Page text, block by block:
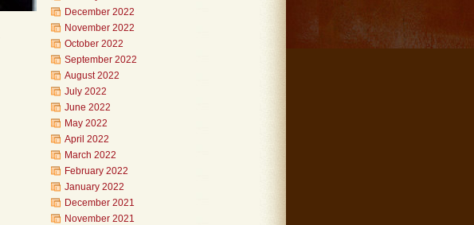
December 2022
November 2022
October 2022
September 2022
August 2022
July 2022
June 2022
May 2022
April 2022
March 2022
February 2022
January 2022
December 2021
November 2021